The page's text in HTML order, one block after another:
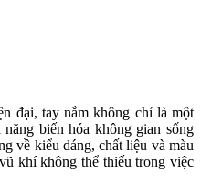
đại, tay nắm không chỉ là một
biến hóa không gian sống
về kiểu dáng, chất liệu và màu
khí không thể thiếu trong việc